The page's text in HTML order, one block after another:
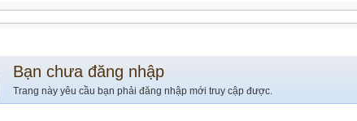
Bạn chưa đăng nhập
Trang này yêu cầu bạn phải đăng nhập mới truy cập được.